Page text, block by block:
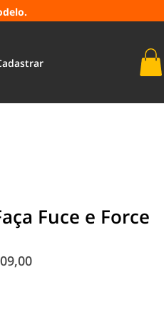
Fuce e Force
Preço